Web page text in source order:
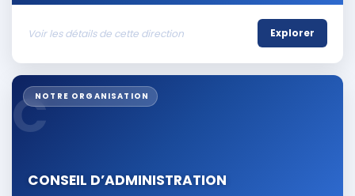
Voir les détails de cette direction Explorer
CNOTRE ORGANISATION
CONSEIL D’ADMINISTRATION